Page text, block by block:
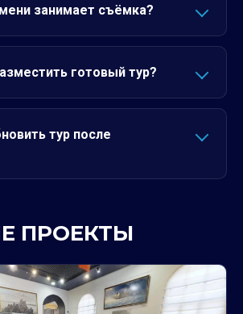
занимает съёмка?
готовый тур?
тур после
ПРОЕКТЫ